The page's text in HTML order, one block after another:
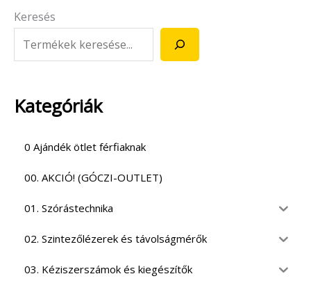
Keresés
Kategóriák
0 Ajándék ötlet férfiaknak
00. AKCIÓ! (GÓCZI-OUTLET)
01. Szórástechnika
02. Szintezőlézerek és távolságmérők
03. Kéziszerszámok és kiegészítők